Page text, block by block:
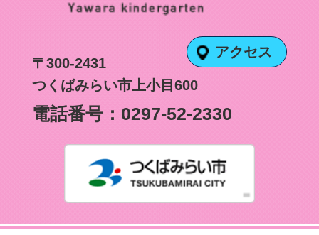
〒300-2431
つくばみらい市上小目600
アクセス
電話番号： 0297-52-2330